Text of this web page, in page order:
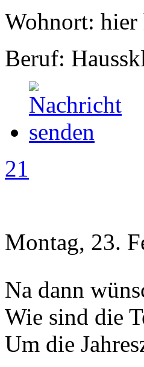
Wohnort: hier
Beruf:
21
Montag, 23.
Na dann
Wie sind die
Um die